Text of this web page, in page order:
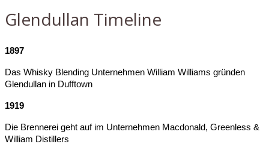
Glendullan Timeline
1897
Das Whisky Blending Unternehmen William Williams gründen
Glendullan in Dufftown
1919
Die Brennerei geht auf im Unternehmen Macdonald, Greenless &
William Distillers